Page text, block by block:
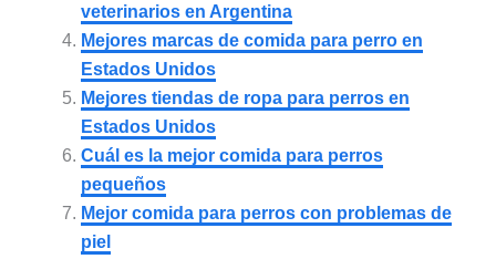
veterinarios en Argentina
Mejores marcas de comida para perro en
Estados Unidos
Mejores tiendas de ropa para perros en
Estados Unidos
Cuál es la mejor comida para perros
pequeños
Mejor comida para perros con problemas de
piel